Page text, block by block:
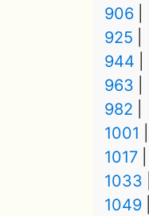
906
925
944
963
982
1001
1017
1033
1049